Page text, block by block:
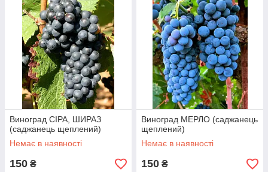
Виноград СІРА, ШИРАЗ
(саджанець щеплений)
Немає в наявності
150 ₴
Виноград МЕРЛО (саджанець
щеплений)
Немає в наявності
150 ₴